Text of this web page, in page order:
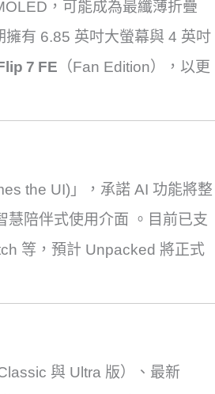
，可能成為最纖薄折疊
擁有 6.85 英吋大螢幕與 4 英吋
7 FE （Fan Edition），以更
the UI)」，承諾 AI 功能將整
慧陪伴式使用介面 。 目前已支
等，預計 Unpacked 將正式
與 Ultra 版）、最新